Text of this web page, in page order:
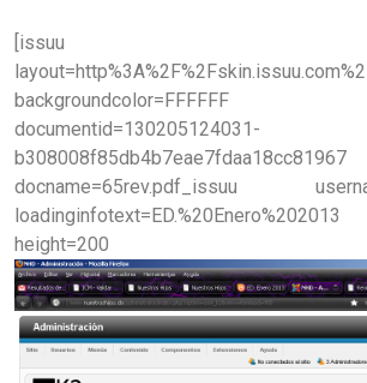
[issuu
backgroundcolor=FFFFFF
documentid=130205124031-
b308008f85db4b7eae7fdaa18cc81967
docname=65rev.pdf_issuu
height=200